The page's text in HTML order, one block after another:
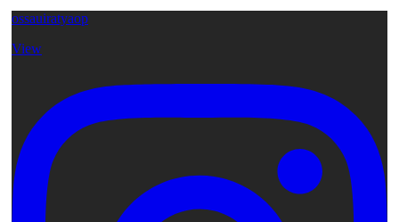
ossauiratyaop
View